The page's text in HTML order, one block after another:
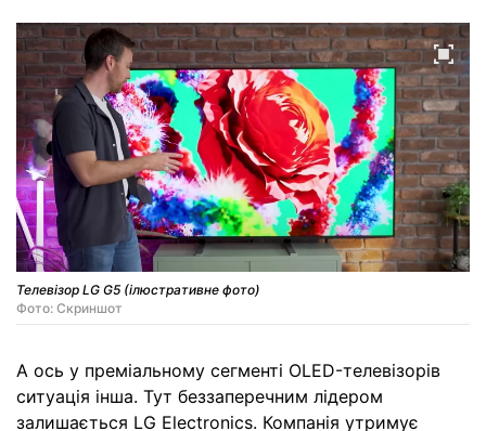
Телевізор LG G5 (ілюстративне фото)
Фото: Скриншот
А ось у преміальному сегменті OLED-телевізорів
ситуація інша. Тут беззаперечним лідером
залишається LG Electronics. Компанія утримує